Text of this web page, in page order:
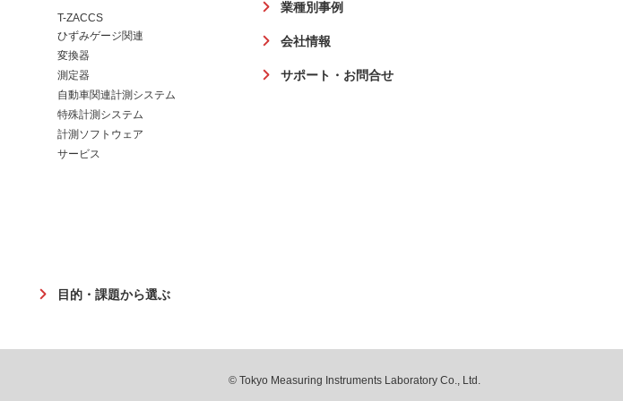
T-ZACCS
ひずみゲージ関連
変換器
測定器
自動車関連計測システム
特殊計測システム
計測ソフトウェア
サービス
目的・課題から選ぶ
業種別事例
会社情報
サポート・お問合せ
© Tokyo Measuring Instruments Laboratory Co., Ltd.